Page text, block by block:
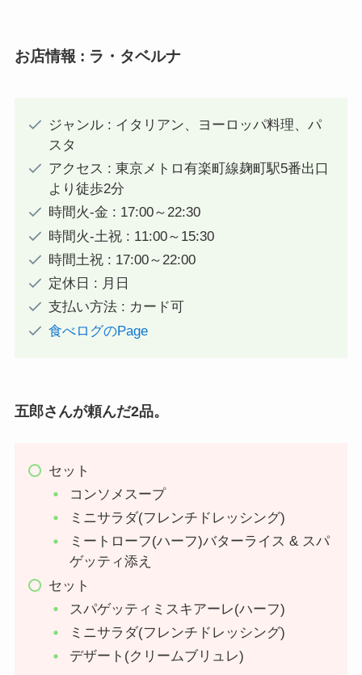
お店情報 : ラ・タベルナ
ジャンル : イタリアン、ヨーロッパ料理、パ
スタ
アクセス : 東京メトロ有楽町線麹町駅5番出口
より徒歩2分
時間火-金 : 17:00～22:30
時間火-土祝 : 11:00～15:30
時間土祝 : 17:00～22:00
定休日 : 月日
支払い方法 : カード可
食べログのPage
五郎さんが頼んだ2品。
セット
コンソメスープ
ミニサラダ(フレンチドレッシング)
ミートローフ(ハーフ)バターライス & スパ
ゲッティ添え
セット
スパゲッティミスキアーレ(ハーフ)
ミニサラダ(フレンチドレッシング)
デザート(クリームブリュレ)